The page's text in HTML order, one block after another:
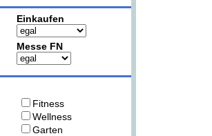
Einkaufen
Messe FN
Fitness
Wellness
Garten